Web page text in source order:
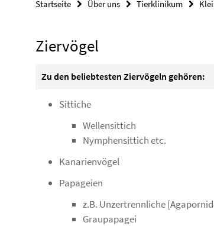
Startseite Über uns Tierklinikum
Ziervögel
Zu den beliebtesten Ziervögeln gehören:
Sittiche
Wellensittich
Nymphensittich etc.
Kanarienvögel
Papageien
z.B. Unzertrennliche
Graupapagei